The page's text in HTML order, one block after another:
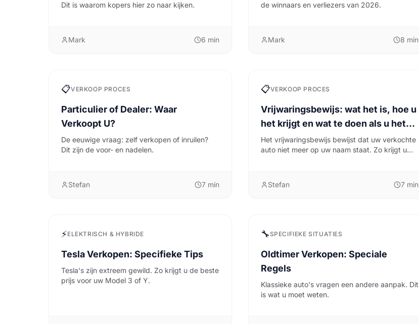
Dit is waarom kopers hier zo naar kijken.
Mark 6 min
de winnaars en verliezers van 2026.
Mark 8 min
📋VERKOOP PROCES
Particulier of Dealer: Waar
Verkoopt U?
De eeuwige vraag: zelf verkopen of inruilen?
Dit zijn de voor- en nadelen.
Stefan 7min
📋VERKOOP PROCES
Vrijwaringsbewijs: wat het is, hoe u
het krijgt en wat te doen als u het
kwijt bent
Het vrijwaringsbewijs bewijst dat uw verkochte
auto niet meer op uw naam staat. Zo krijgt u
Stefan 7 min
⚡ELEKTRISCH & HYBRIDE
Tesla Verkopen: Specifieke Tips
Tesla's zijn extreem gewild. Zo krijgt u de beste
prijs voor uw Model 3 of Y.
🔧 SPECIFIEKE SITUATIES
Oldtimer Verkopen: Speciale
Regels
Klassieke auto's vragen een andere aanpak. Dit
is wat u moet weten.